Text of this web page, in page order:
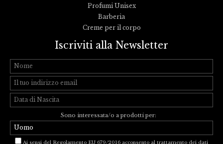
Profumi Unisex
Barberia
Creme per il corpo
Iscriviti alla Newsletter
Sono interessata/o a prodotti per:
Ai sensi del Regolamento EU 679/2016 acconsento al trattamento dei dati